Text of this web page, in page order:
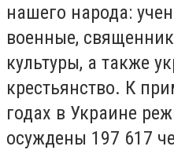
нашего народа:
военные,
культуры, а также
крестьянство. К
годах в Украине
осуждены 197 617